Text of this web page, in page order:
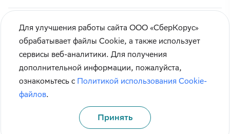
© СберКорус 2004-2026
Санкт-Петербург, наб. Обводного канала, 60А
Правила использования сайта
Карта сайта
Для улучшения работы сайта ООО «СберКорус»
обрабатывает файлы Cookie, а также использует
сервисы веб-аналитики. Для получения
дополнительной информации, пожалуйста,
ознакомьтесь с Политикой использования Cookie-
файлов.
Принять